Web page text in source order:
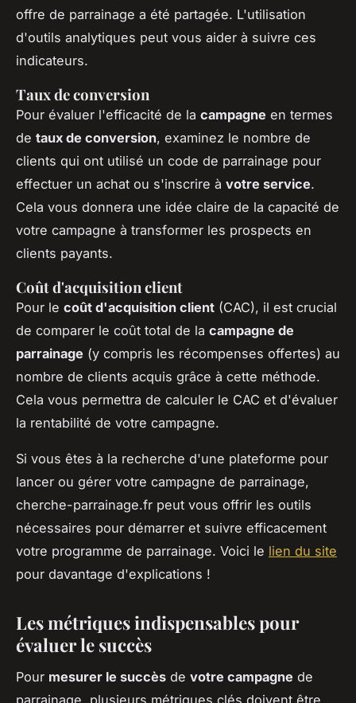
offre de parrainage a été partagée. L'utilisation
d'outils analytiques peut vous aider à suivre ces
indicateurs.
Taux de conversion
Pour évaluer l'efficacité de la campagne en termes
de taux de conversion, examinez le nombre de
clients qui ont utilisé un code de parrainage pour
effectuer un achat ou s'inscrire à votre service.
Cela vous donnera une idée claire de la capacité de
votre campagne à transformer les prospects en
clients payants.
Coût d'acquisition client
Pour le coût d'acquisition client (CAC), il est crucial
de comparer le coût total de la campagne de
parrainage (y compris les récompenses offertes) au
nombre de clients acquis grâce à cette méthode.
Cela vous permettra de calculer le CAC et d'évaluer
la rentabilité de votre campagne.
Si vous êtes à la recherche d'une plateforme pour
lancer ou gérer votre campagne de parrainage,
cherche-parrainage.fr peut vous offrir les outils
nécessaires pour démarrer et suivre efficacement
votre programme de parrainage. Voici le lien du site
pour davantage d'explications !
Les métriques indispensables pour
évaluer le succès
Pour mesurer le succès de votre campagne de